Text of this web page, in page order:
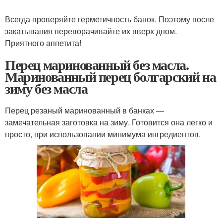
Всегда проверяйте герметичность банок. Поэтому после
закатывания переворачивайте их вверх дном.
Приятного аппетита!
Перец маринованный без масла.
Маринованный перец болгарский на
зиму без масла
Перец резаный маринованный в банках —
замечательная заготовка на зиму. Готовится она легко и
просто, при использовании минимума ингредиентов.